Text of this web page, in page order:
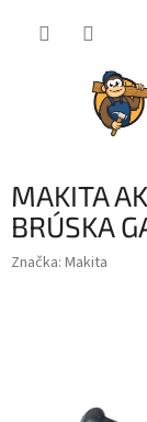
MAKITA
BRÚSKA
Značka: Makita